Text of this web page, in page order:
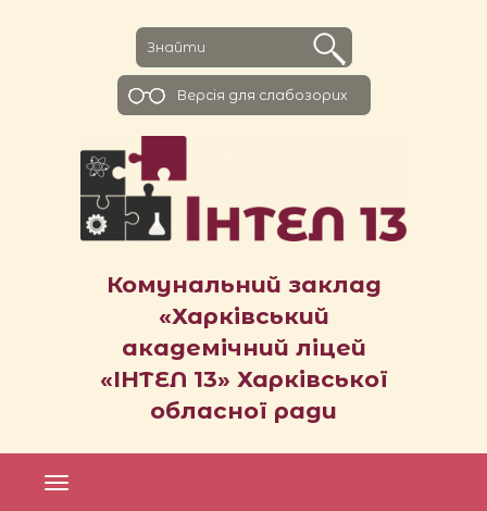
Комунальний заклад
«Харківський
академічний ліцей
«ІНТЕЛ 13» Харківської
обласної ради
Версiя для слабозорих